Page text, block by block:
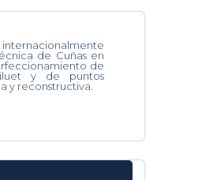
de Cuñas en
de
y de puntos
y reconstructiva.